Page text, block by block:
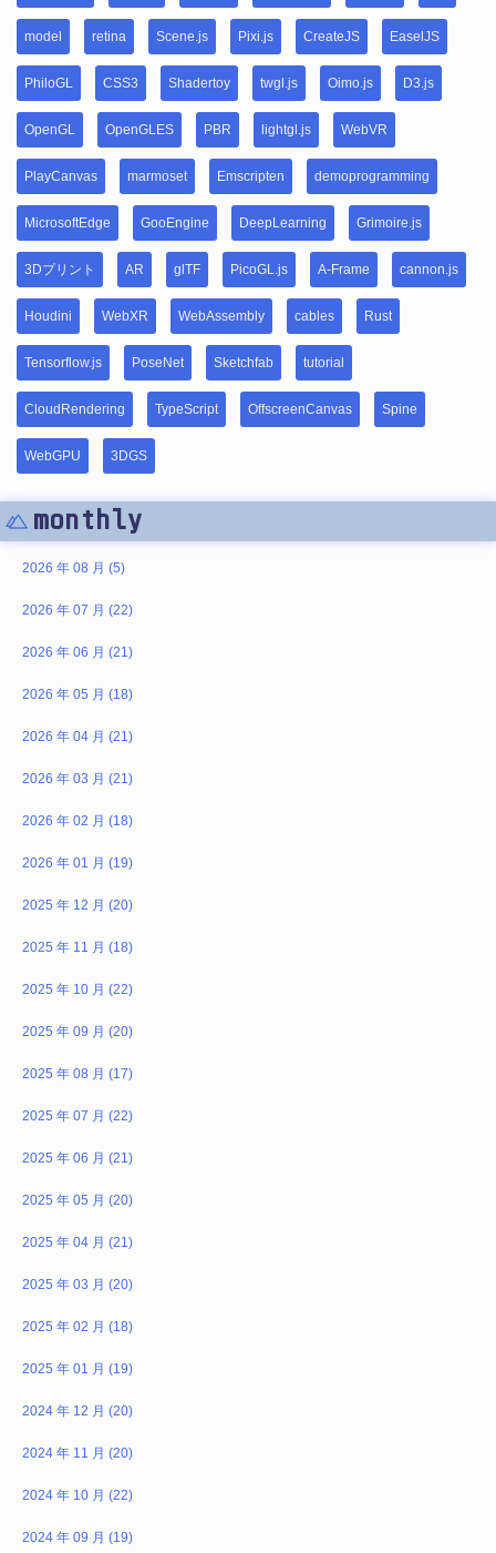
model retina Scene.js Pixi.js CreateJS EaselJS
PhiloGL CSS3 Shadertoy twgl.js Oimo.js D3.js
OpenGL OpenGLES PBR lightgl.js WebVR
PlayCanvas marmoset Emscripten demoprogramming
MicrosoftEdge GooEngine DeepLearning Grimoire.js
3Dプリント AR glTF PicoGL.js A-Frame cannon.js
Houdini WebXR WebAssembly cables Rust
Tensorflow.js PoseNet Sketchfab tutorial
CloudRendering TypeScript OffscreenCanvas Spine
WebGPU 3DGS
monthly
2026 年 08 月 (5)
2026 年 07 月 (22)
2026 年 06 月 (21)
2026 年 05 月 (18)
2026 年 04 月 (21)
2026 年 03 月 (21)
2026 年 02 月 (18)
2026 年 01 月 (19)
2025 年 12 月 (20)
2025 年 11 月 (18)
2025 年 10 月 (22)
2025 年 09 月 (20)
2025 年 08 月 (17)
2025 年 07 月 (22)
2025 年 06 月 (21)
2025 年 05 月 (20)
2025 年 04 月 (21)
2025 年 03 月 (20)
2025 年 02 月 (18)
2025 年 01 月 (19)
2024 年 12 月 (20)
2024 年 11 月 (20)
2024 年 10 月 (22)
2024 年 09 月 (19)